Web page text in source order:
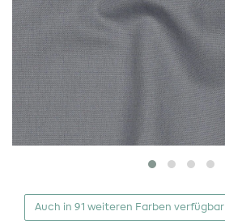
Auch in 91 weiteren Farben verfügbar